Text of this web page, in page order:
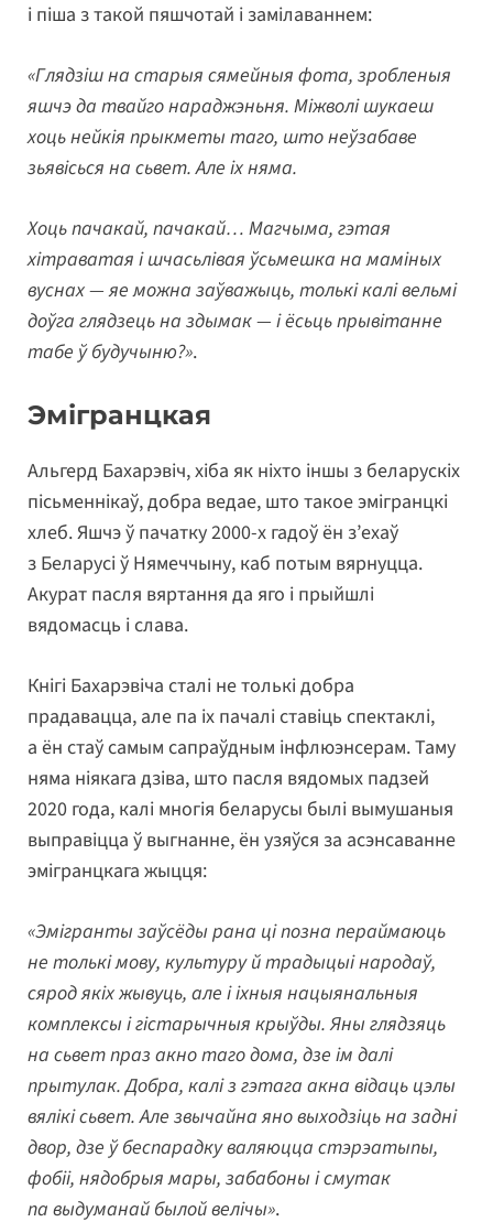
і піша з такой пяшчотай і замілаваннем:
«Глядзіш на старыя сямейныя фота, зробленыя
яшчэ да твайго нараджэньня. Міжволі шукаеш
хоць нейкія прыкметы таго, што неўзабаве
зьявісься на сьвет. Але іх няма.
Хоць пачакай, пачакай… Магчыма, гэтая
хітраватая і шчасьлівая ўсьмешка на маміных
вуснах — яе можна заўважыць, толькі калі вельмі
доўга глядзець на здымак — і ёсьць прывітанне
табе ў будучыню?».
Эмігранцкая
Альгерд Бахарэвіч, хіба як ніхто іншы з беларускіх
пісьменнікаў, добра ведае, што такое эмігранцкі
хлеб. Яшчэ ў пачатку 2000-х гадоў ён з’ехаў
з Беларусі ў Нямеччыну, каб потым вярнуцца.
Акурат пасля вяртання да яго і прыйшлі
вядомасць і слава.
Кнігі Бахарэвіча сталі не толькі добра
прадавацца, але па іх пачалі ставіць спектаклі,
а ён стаў самым сапраўдным інфлюэнсерам. Таму
няма ніякага дзіва, што пасля вядомых падзей
2020 года, калі многія беларусы былі вымушаныя
выправіцца ў выгнанне, ён узяўся за асэнсаванне
эмігранцкага жыцця:
«Эмігранты заўсёды рана ці позна пераймаюць
не толькі мову, культуру й традыцыі народаў,
сярод якіх жывуць, але і іхныя нацыянальныя
комплексы і гістарычныя крыўды. Яны глядзяць
на сьвет праз акно таго дома, дзе ім далі
прытулак. Добра, калі з гэтага акна відаць цэлы
вялікі сьвет. Але звычайна яно выходзіць на задні
двор, дзе ў беспарадку валяюцца стэрэатыпы,
фобіі, нядобрыя мары, забабоны і смутак
па выдуманай былой велічы».